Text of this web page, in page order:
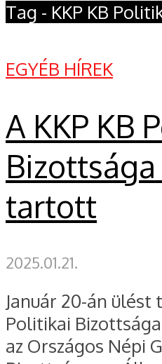
Tag - KKP KB
EGYÉB HÍREK
A KKP KB
tartott
2025.01.21.
Január 20-án ülést
Politikai
az Országos Népi